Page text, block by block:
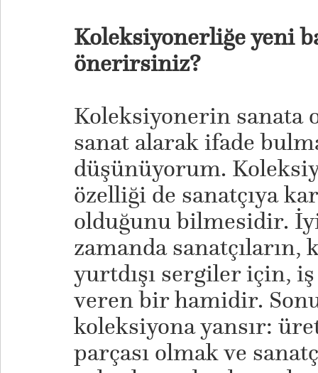
Koleksiyonerliğe yeni
önerirsiniz?
Koleksiyonerin sanata
sanat alarak ifade
düşünüyorum.
özelliği de sanatçıya
olduğunu bilmesidir.
zamanda
yurtdışı sergiler için,
veren bir hamidir.
koleksiyona yansır:
parçası olmak ve